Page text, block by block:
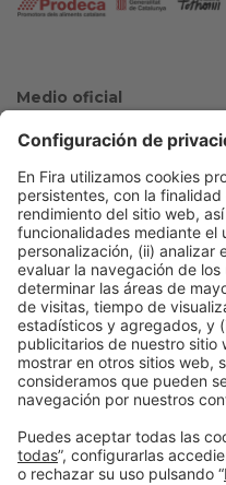
Medio oficial
Colaboradores